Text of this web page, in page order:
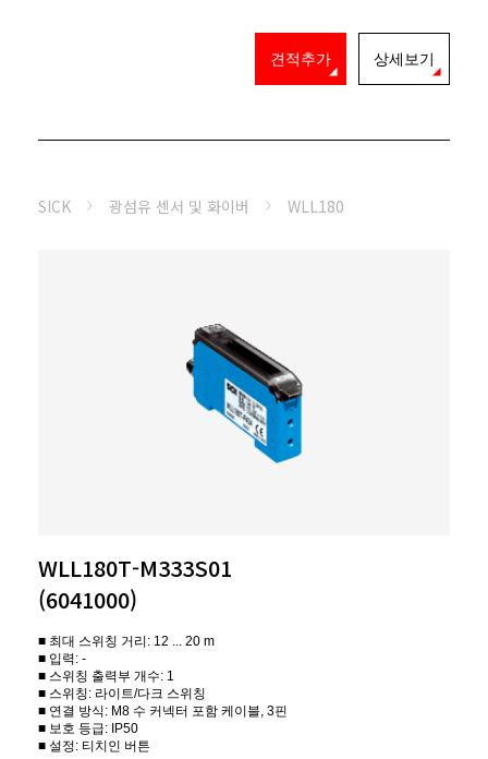
견적추가 상세보기
SICK 광섬유 센서 및 화이버 WLL180
WLL180T-M333S01
(6041000)
■ 최대 스위칭 거리: 12 ... 20 m
■ 입력: -
■ 스위칭 출력부 개수: 1
■ 스위칭: 라이트/다크 스위칭
■ 연결 방식: M8 수 커넥터 포함 케이블, 3핀
■ 보호 등급: IP50
■ 설정: 티치인 버튼